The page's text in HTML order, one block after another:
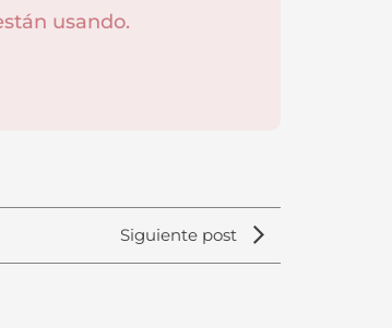
usando.
Siguiente post